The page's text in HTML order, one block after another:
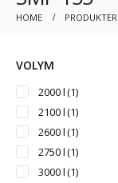
HOME PRODUKTER
VOLYM
2000 l(1)
2100 l(1)
2600 l(1)
2750 l(1)
3000 l(1)